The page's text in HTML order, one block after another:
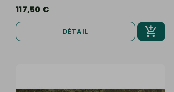
117,50 €
DÉTAIL